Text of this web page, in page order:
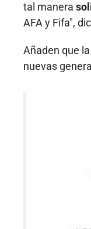
tal manera
AFA y Fifa",
Añaden que
nuevas